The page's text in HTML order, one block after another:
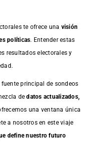
te ofrece una visión
políticas. Entender estas
resultados electorales y
principal de sondeos
dedatos actualizados,
una ventana única
a nosotros en este viaje
define nuestro futuro